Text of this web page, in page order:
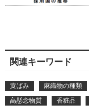
関連キーワード
黄ばみ 麻織物の種類
高懸念物質
香粧品